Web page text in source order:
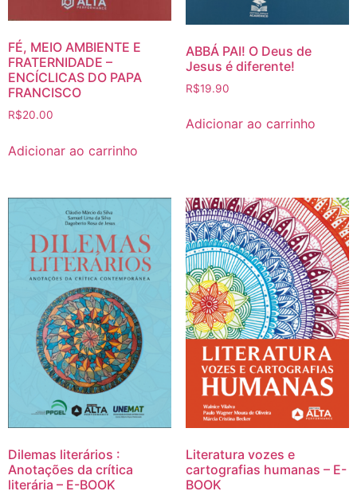
FÉ, MEIO AMBIENTE E
FRATERNIDADE –
ENCÍCLICAS DO PAPA
FRANCISCO
R$20.00
Adicionar ao carrinho
ABBÁ PAI! O Deus de
Jesus é diferente!
R$19.90
Adicionar ao carrinho
Dilemas literários :
Anotações da crítica
literária – E-BOOK
Literatura vozes e
cartografias humanas – E-
BOOK